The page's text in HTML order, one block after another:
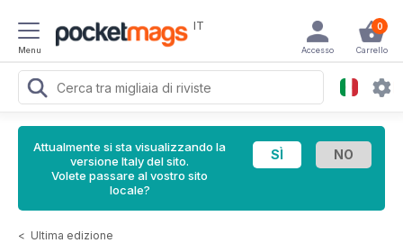
Menu
IT 0
Carrello
Accesso
Attualmente si sta visualizzando la
versione Italy del sito.
Volete passare al vostro sito
locale?
< Ultima edizione